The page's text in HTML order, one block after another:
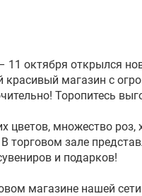
11 октября открылся
магазин с
Торопитесь
цветов, множество
торговом зале
и подарков!
магазине нашей